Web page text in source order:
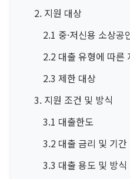
2. 지원 대상
2.1 중·저신용 소상공
2.2 대출 유형에 따른
2.3 제한 대상
3. 지원 조건 및 방식
3.1 대출한도
3.2 대출 금리 및 기간
3.3 대출 용도 및 방식